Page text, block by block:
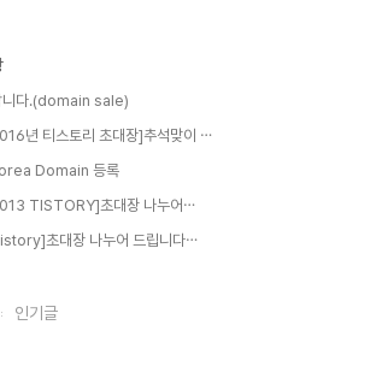
니다.(domain sale)
년 티스토리 초대장]추석맞이 ⋯
Domain 등록
TISTORY]초대장 나누어⋯
초대장 나누어 드립니다⋯
인기글